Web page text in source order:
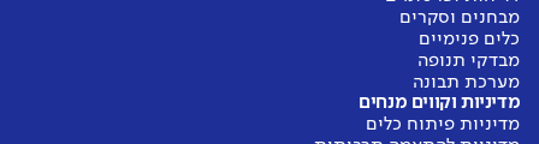
מבחנים וסקרים
כלים פנימיים
מבדקי תנופה
מערכת תבונה
מדיניות וקווים מנחים
מדיניות פיתוח כלים